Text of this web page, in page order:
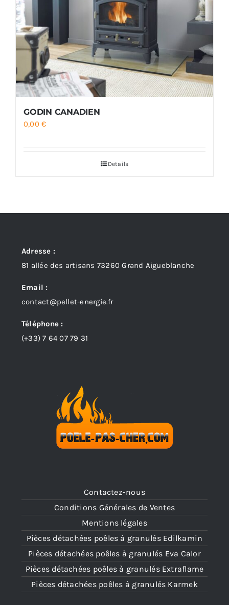
GODIN CANADIEN
0,00€
Details
Contactez-nous
Conditions Générales de Ventes
Mentions légales
Pièces détachées poêles à granulés Edilkamin
Pièces détachées poêles à granulés Eva Calor
Pièces détachées poêles à granulés Extraflame
Pièces détachées poêles à granulés Karmek
Adresse :
81 allée des artisans 73260 Grand Aigueblanche
Email :
contact@pellet-energie.fr
Téléphone :
(+33)7 64 07 79 31